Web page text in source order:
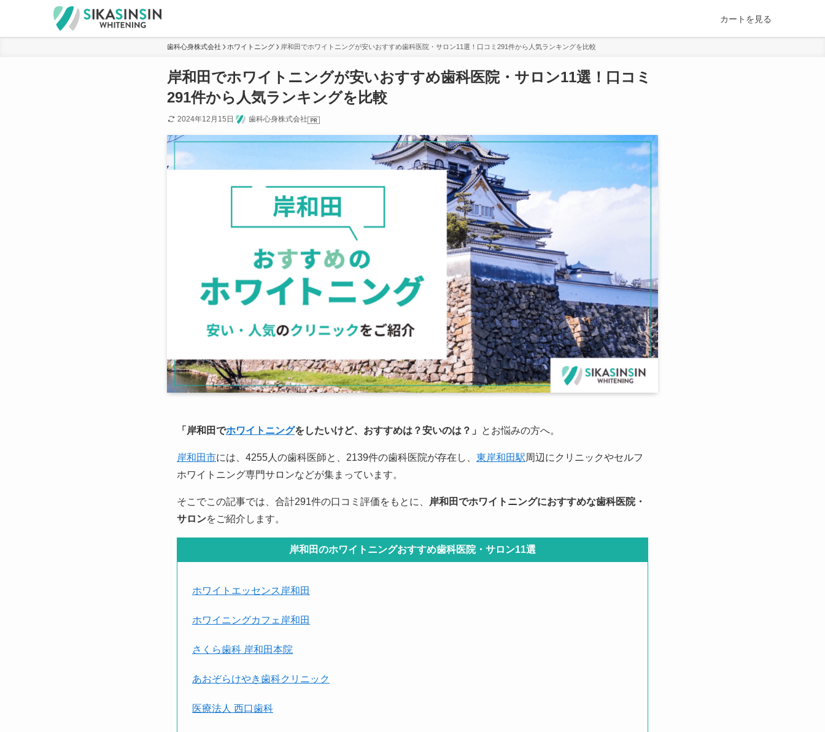
カートを見る
歯科心身株式会社 ホワイトニング 岸和田でホワイトニングが安いおすすめ歯科医院・サロン11選！口コミ291件から人気ランキングを比較
岸和田でホワイトニングが安いおすすめ歯科医院・サロン11選！口コミ
291件から人気ランキングを比較
2024年12月15日 歯科心身株式会社
「岸和田でホワイトニングをしたいけど、おすすめは？安いのは？」 とお悩みの方へ。
岸和田市には、4255人の歯科医師と、2139件の歯科医院が存在し、 東岸和田駅周辺にクリニックやセルフ
ホワイトニング専門サロンなどが集まっています。
そこでこの記事では、合計291件の口コミ評価をもとに、
岸和田でホワイトニングにおすすめな歯科医院・
サロンをご紹介します。
岸和田のホワイトニングおすすめ歯科医院・サロン11選
ホワイトエッセンス岸和田
ホワイニングカフェ岸和田
さくら歯科 岸和田本院
あおぞらけやき歯科クリニック
医療法人 西口歯科